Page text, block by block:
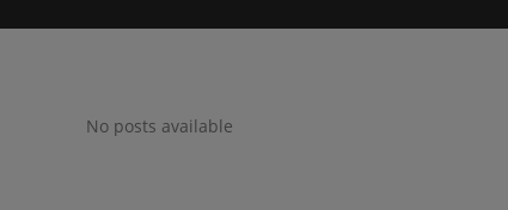
No posts available